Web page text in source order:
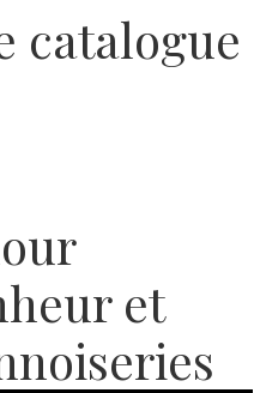
catalogue
et